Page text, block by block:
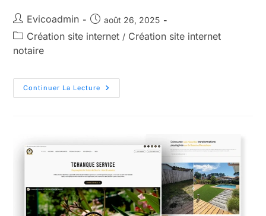
Evicoadmin août 26, 2025
Création site internet / Création site internet
notaire
Continuer La Lecture